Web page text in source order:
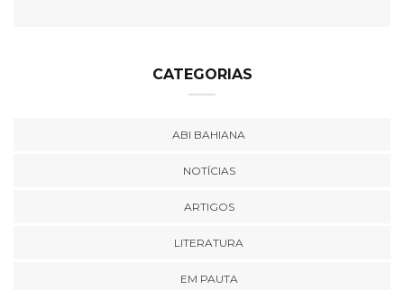
CATEGORIAS
ABI BAHIANA
NOTÍCIAS
ARTIGOS
LITERATURA
EM PAUTA